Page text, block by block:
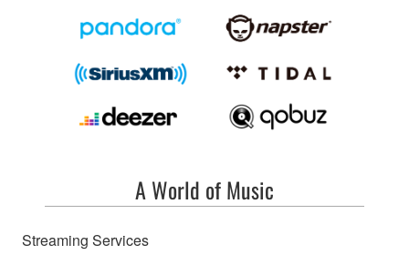
A World of Music
Streaming Services